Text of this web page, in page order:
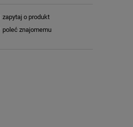
zapytaj o produkt
poleć znajomemu